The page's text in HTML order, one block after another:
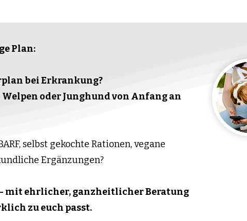
Plan:
bei Erkrankung?
Welpen oder Junghund von Anfang an
selbst gekochte Rationen, vegane
Ergänzungen?
mit ehrlicher, ganzheitlicher Beratung
zu euch passt.